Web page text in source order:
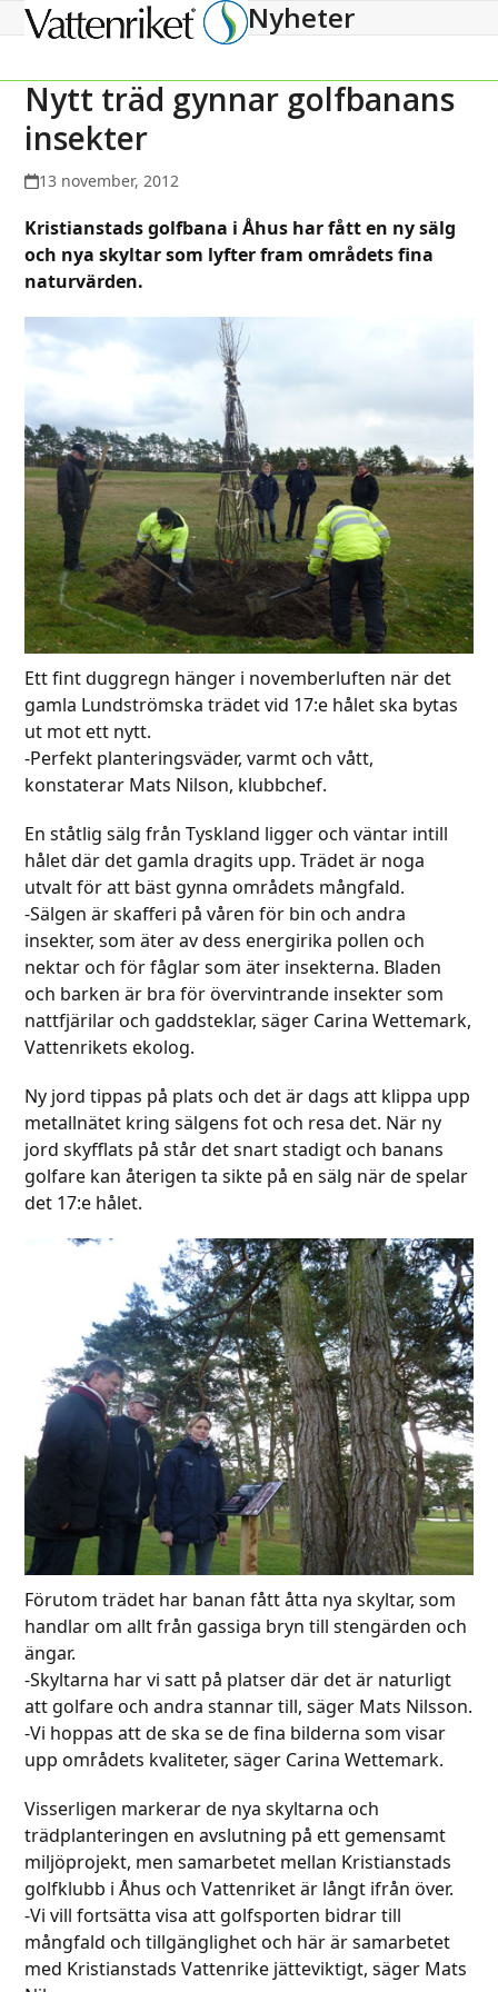
Open
menu
Close
menu
Nyheter
Nytt träd gynnar golfbanans
insekter
13 november, 2012
Kristianstads golfbana i Åhus har fått en ny sälg
och nya skyltar som lyfter fram områdets fina
naturvärden.
Ett fint duggregn hänger i novemberluften när det
gamla Lundströmska trädet vid 17:e hålet ska bytas
ut mot ett nytt.
-Perfekt planteringsväder, varmt och vått,
konstaterar Mats Nilson, klubbchef.
En ståtlig sälg från Tyskland ligger och väntar intill
hålet där det gamla dragits upp. Trädet är noga
utvalt för att bäst gynna områdets mångfald.
-Sälgen är skafferi på våren för bin och andra
insekter, som äter av dess energirika pollen och
nektar och för fåglar som äter insekterna. Bladen
och barken är bra för övervintrande insekter som
nattfjärilar och gaddsteklar, säger Carina Wettemark,
Vattenrikets ekolog.
Ny jord tippas på plats och det är dags att klippa upp
metallnätet kring sälgens fot och resa det. När ny
jord skyfflats på står det snart stadigt och banans
golfare kan återigen ta sikte på en sälg när de spelar
det 17:e hålet.
Förutom trädet har banan fått åtta nya skyltar, som
handlar om allt från gassiga bryn till stengärden och
ängar.
-Skyltarna har vi satt på platser där det är naturligt
att golfare och andra stannar till, säger Mats Nilsson.
-Vi hoppas att de ska se de fina bilderna som visar
upp områdets kvaliteter, säger Carina Wettemark.
Visserligen markerar de nya skyltarna och
trädplanteringen en avslutning på ett gemensamt
miljöprojekt, men samarbetet mellan Kristianstads
golfklubb i Åhus och Vattenriket är långt ifrån över.
-Vi vill fortsätta visa att golfsporten bidrar till
mångfald och tillgänglighet och här är samarbetet
med Kristianstads Vattenrike jätteviktigt, säger Mats